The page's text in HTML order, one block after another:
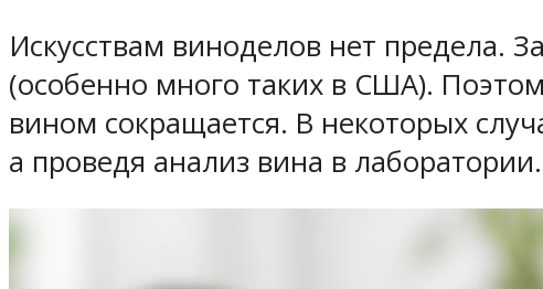
Искусствам виноделов нет предела.
(особенно много таких в США).
вином сокращается. В некоторых
а проведя анализ вина в лаборатории.